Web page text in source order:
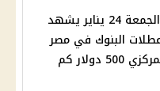
سعر الدولار اليوم الجمعة 24 يناير يشهد
البنوك في مصر
حسب بيان البنك المركزي 500 دولار كم